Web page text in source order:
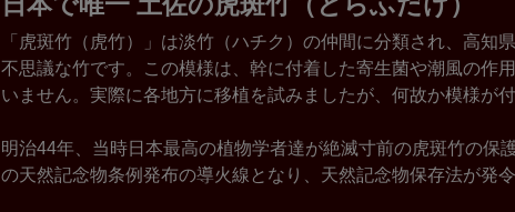
「虎斑竹（虎竹）」は淡竹（ハチク）の仲間に分類され、高
不思議な竹です。この模様は、幹に付着した寄生菌や潮風の作
いません。実際に各地方に移植を試みましたが、何故か模様が
明治44年、当時日本最高の植物学者達が絶滅寸前の虎斑竹の保
の天然記念物条例発布の導火線となり、天然記念物保存法が発